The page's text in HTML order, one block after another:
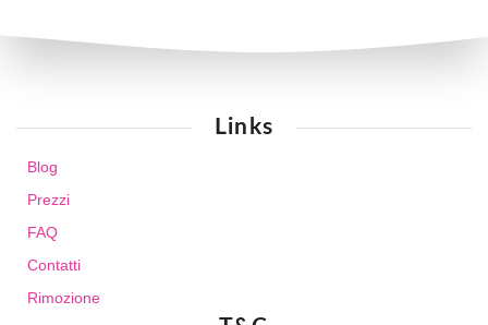
Links
Blog
Prezzi
FAQ
Contatti
Rimozione